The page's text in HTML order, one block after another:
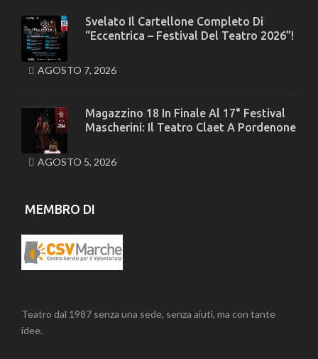
Svelato Il Cartellone Completo Di
“Eccentrica – Festival Del Teatro 2026”!
AGOSTO 7, 2026
Magazzino 18 In Finale Al 17° Festival
Mascherini: Il Teatro Claet A Pordenone
AGOSTO 5, 2026
MEMBRO DI
Teatro dal 1987 senza una sede, senza aiuti, ma con tante
idee.